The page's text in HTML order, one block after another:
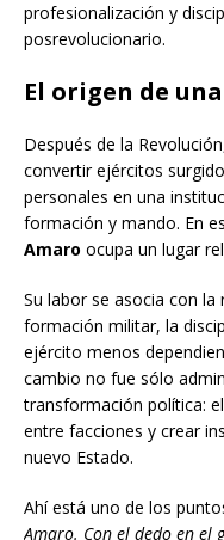
profesionalización y
posrevolucionario.
El origen de
Después de la
convertir ejércitos
personales en una
formación y mando. En
Amaro ocupa un lugar
Su labor se asocia con
formación militar, la
ejército menos
cambio no fue sólo
transformación política:
entre facciones y crear
nuevo Estado.
Ahí está uno de los
Amaro. Con el dedo en el